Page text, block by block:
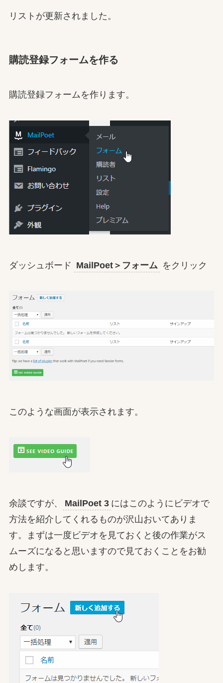
リストが更新されました。
購読登録フォームを作る
購読登録フォームを作ります。
ダッシュボード MailPoet＞フォーム をクリック
このような画面が表示されます。
余談ですが、 MailPoet 3 にはこのようにビデオで
方法を紹介してくれるものが沢山おいてありま
す。まずは一度ビデオを見ておくと後の作業がス
ムーズになると思いますので見ておくことをお勧
めします。